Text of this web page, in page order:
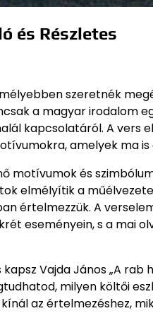
és Részletes
szeretnék
a magyar irodalom
kapcsolatáról. A vers
amelyek ma is
motívumok és
elmélyítik a
értelmezzük. A
eseményein, s a mai
Vajda János „A rab
milyen költői
az értelmezéshez,